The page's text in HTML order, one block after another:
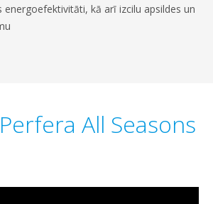
energoefektivitāti, kā arī izcilu apsildes un
All Seasons